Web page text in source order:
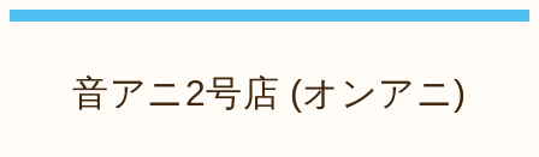
音アニ2号店 (オンアニ)